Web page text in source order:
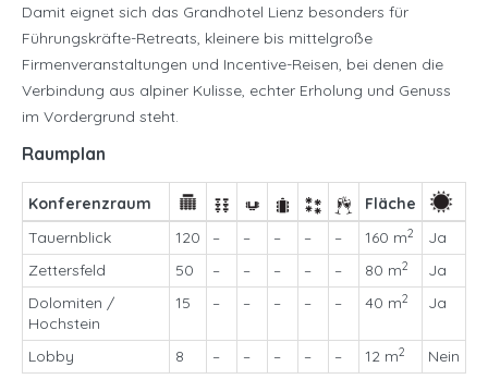
Damit eignet sich das Grandhotel Lienz besonders für
Führungskräfte-Retreats, kleinere bis mittelgroße
Firmenveranstaltungen und Incentive-Reisen, bei denen die
Verbindung aus alpiner Kulisse, echter Erholung und Genuss
im Vordergrund steht.
Raumplan
Konferenzraum
Fläche
Tauernblick
120 – – – – – 160 m2
Ja
Zettersfeld
50 – – – – – 80 m2
Ja
Dolomiten /
Hochstein
15 – – – – – 40 m2 Ja
Lobby 8 – – – – – 12 m2 Nein